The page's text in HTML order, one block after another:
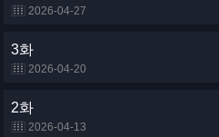
2026-04-27
3화
2026-04-20
2화
2026-04-13